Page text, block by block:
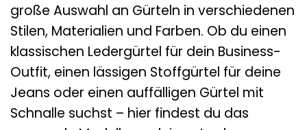
große Auswahl an Gürteln in verschiedenen
Stilen, Materialien und Farben. Ob du einen
klassischen Ledergürtel für dein Business-
Outfit, einen lässigen Stoffgürtel für deine
Jeans oder einen auffälligen Gürtel mit
Schnalle suchst – hier findest du das